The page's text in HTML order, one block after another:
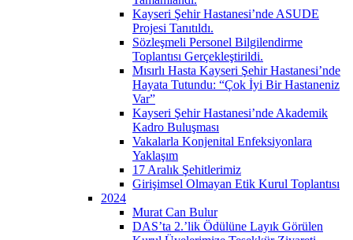
Kayseri Şehir Hastanesi’nde ASUDE
Projesi Tanıtıldı.
Sözleşmeli Personel Bilgilendirme
Toplantısı Gerçekleştirildi.
Mısırlı Hasta Kayseri Şehir Hastanesi’nde
Hayata Tutundu: “Çok İyi Bir Hastaneniz
Var”
Kayseri Şehir Hastanesi’nde Akademik
Kadro Buluşması
Vakalarla Konjenital Enfeksiyonlara
Yaklaşım
17 Aralık Şehitlerimiz
Girişimsel Olmayan Etik Kurul Toplantısı
2024
Murat Can Bulur
DAS’ta 2.’lik Ödülüne Layık Görülen